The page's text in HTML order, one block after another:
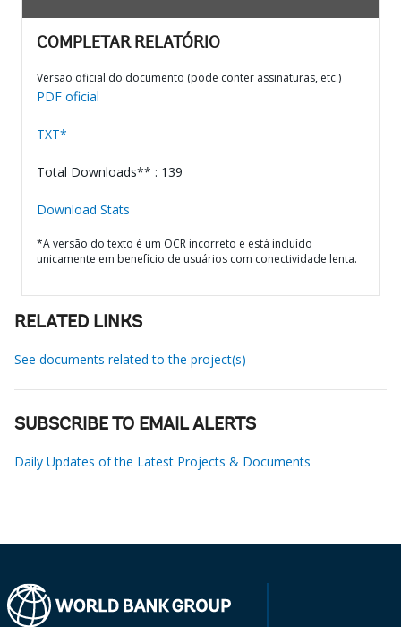
COMPLETAR RELATÓRIO
Versão oficial do documento (pode conter assinaturas, etc.)
PDF oficial
TXT*
Total Downloads** : 139
Download Stats
*A versão do texto é um OCR incorreto e está incluído
unicamente em benefício de usuários com conectividade lenta.
RELATED LINKS
See documents related to the project(s)
SUBSCRIBE TO EMAIL ALERTS
Daily Updates of the Latest Projects & Documents